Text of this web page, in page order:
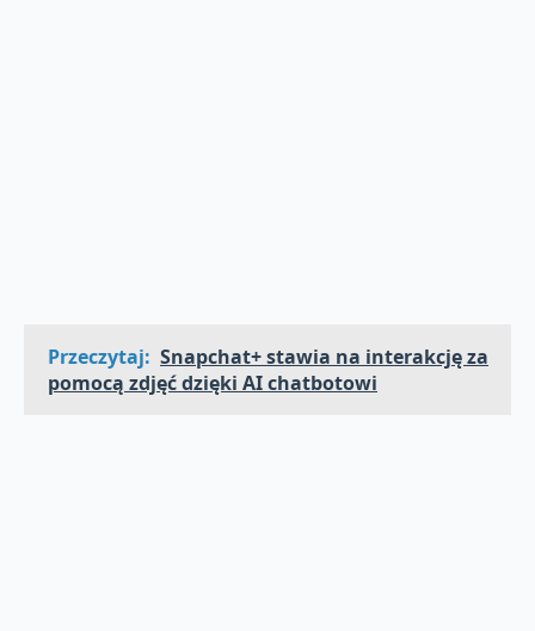
Przeczytaj: Snapchat+ stawia na interakcję za
pomocą zdjęć dzięki AI chatbotowi